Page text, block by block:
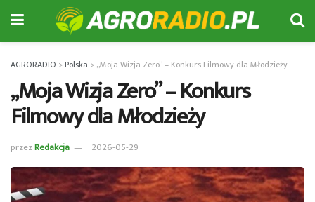
AGRORADIO >Polska > „Moja Wizja Zero” – Konkurs Filmowy dla Młodzieży
„Moja Wizja Zero” – Konkurs
Filmowy dla Młodzieży
przezRedakcja 2026-05-29